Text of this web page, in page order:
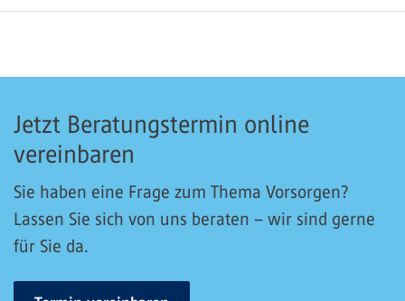
Jetzt Beratungstermin online
vereinbaren
Sie haben eine Frage zum Thema Vorsorgen?
Lassen Sie sich von uns beraten – wir sind gerne
für Sie da.